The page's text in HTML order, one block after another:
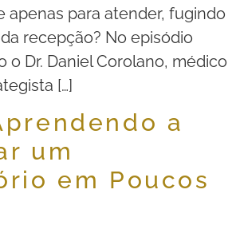
apenas para atender, fugindo
recepção? No episódio
o Dr. Daniel Corolano, médico
[…]
a
um
em Poucos